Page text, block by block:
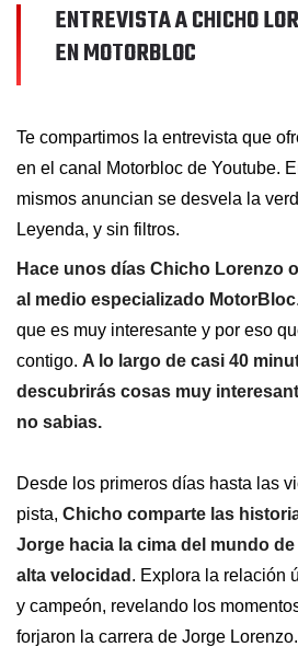
ENTREVISTA A CHICHO
EN MOTORBLOC
Te compartimos la entrevista que
en el canal Motorbloc de Youtube.
mismos anuncian se desvela la
Leyenda, y sin filtros.
Hace unos días Chicho Lorenzo
al medio especializado MotorBloc
que es muy interesante y por eso
contigo. A lo largo de casi 40
descubrirás cosas muy
no sabias.
Desde los primeros días hasta las
pista, Chicho comparte las
Jorge hacia la cima del mundo
alta velocidad . Explora la relación
y campeón, revelando los
forjaron la carrera de Jorge Lorenzo.